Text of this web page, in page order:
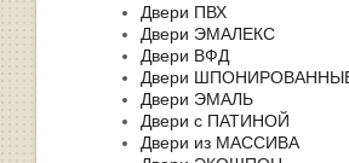
Двери ПВХ
Двери ЭМАЛЕКС
Двери ВФД
Двери
Двери ЭМАЛЬ
Двери с ПАТИНОЙ
Двери из МАССИВА